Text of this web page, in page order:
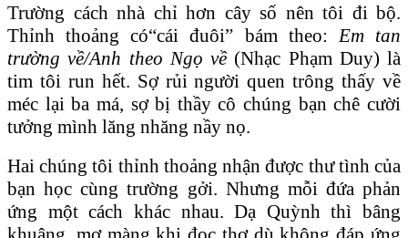
Trường cách nhà chỉ hơn cây số nên tôi đi bộ.
Thỉnh thoảng có“cái đuôi” bám theo:Em tan
trường về/Anh theo Ngọ về (Nhạc Phạm Duy) là
tim tôi run hết. Sợ rủi người quen trông thấy về
méc lại ba má, sợ bị thầy cô chúng bạn chê cười
tưởng mình lăng nhăng nầy nọ.
Hai chúng tôi thỉnh thoảng nhận được thư tình của
bạn học cùng trường gởi. Nhưng mỗi đứa phản
ứng một cách khác nhau. Dạ Quỳnh thì bâng